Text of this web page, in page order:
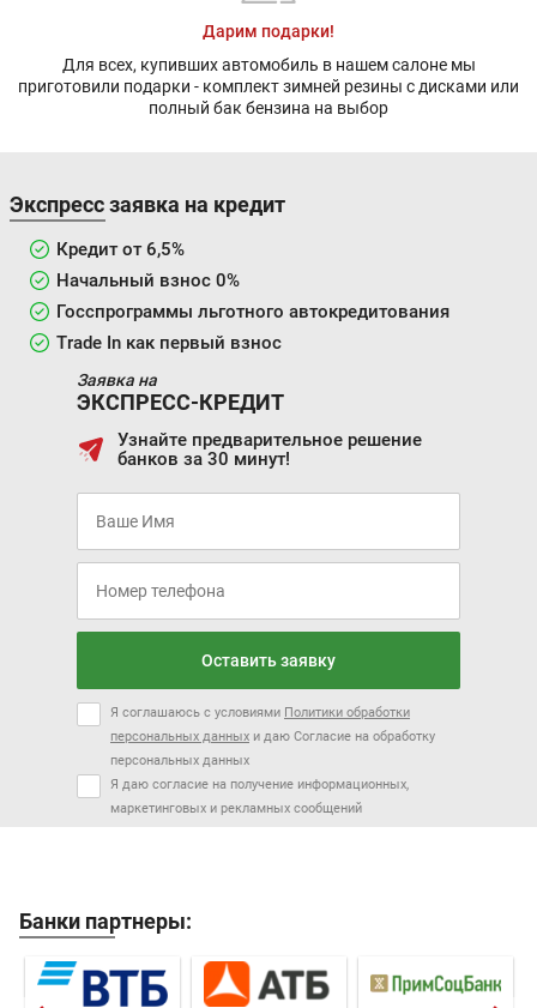
Дарим подарки!
Для всех, купивших автомобиль в нашем салоне мы
приготовили подарки - комплект зимней резины с дисками или
полный бак бензина на выбор
Экспресс заявка на кредит
Кредит от 6,5%
Начальный взнос 0%
Госспрограммы льготного автокредитования
Trade In как первый взнос
Заявка на
ЭКСПРЕСС-КРЕДИТ
Узнайте предварительное решение
банков за 30 минут!
Оставить заявку
Я соглашаюсь с условиями Политики обработки
персональных данных и даю Согласие на обработку
персональных данных
Я даю согласие на получение информационных,
маркетинговых и рекламных сообщений
Банки партнеры: